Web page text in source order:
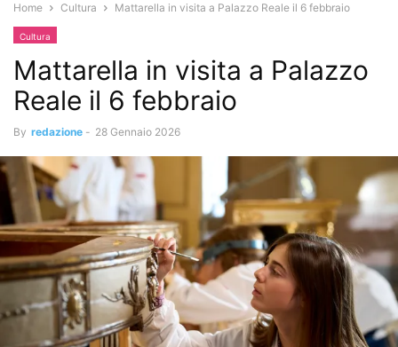
Home Cultura Mattarella in visita a Palazzo Reale il 6 febbraio
Cultura
Mattarella in visita a Palazzo
Reale il 6 febbraio
By redazione - 28 Gennaio 2026